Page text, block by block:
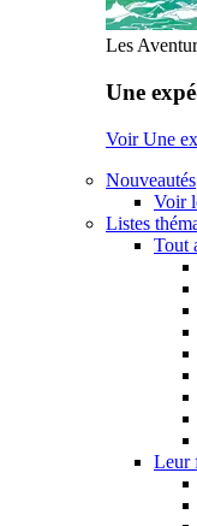
Les
Une
Voir Une
Nouveautés
Voir
Listes
Tout
Leur